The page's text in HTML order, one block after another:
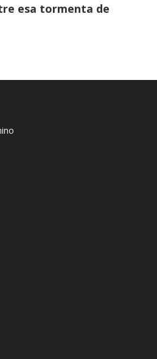
esa tormenta de